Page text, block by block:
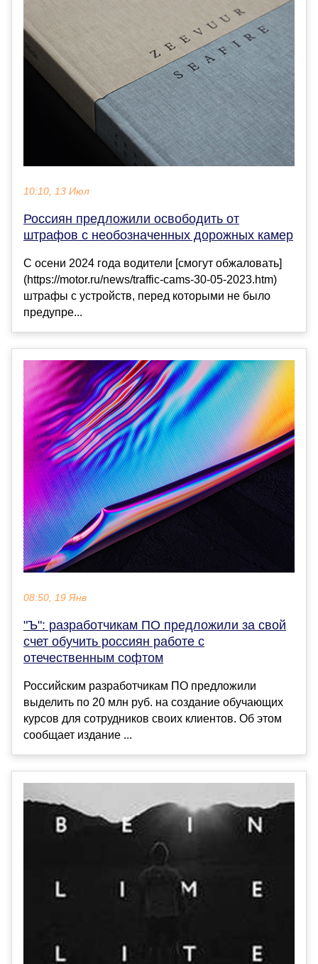
10:10, 13 Июл
Россиян предложили освободить от
штрафов с необозначенных дорожных камер
С осени 2024 года водители [смогут обжаловать]
(https://motor.ru/news/traffic-cams-30-05-2023.htm)
штрафы с устройств, перед которыми не было
предупре...
08:50, 19 Янв
"Ъ": разработчикам ПО предложили за свой
счет обучить россиян работе с
отечественным софтом
Российским разработчикам ПО предложили
выделить по 20 млн руб. на создание обучающих
курсов для сотрудников своих клиентов. Об этом
сообщает издание ...